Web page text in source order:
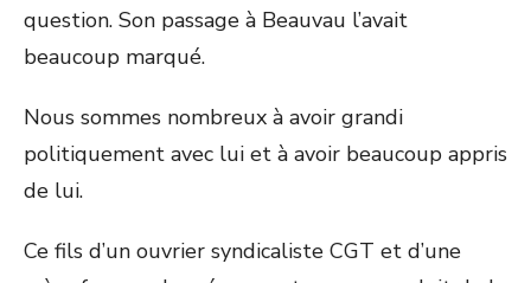
question. Son passage à Beauvau l’avait
beaucoup marqué.
Nous sommes nombreux à avoir grandi
politiquement avec lui et à avoir beaucoup appris
de lui.
Ce fils d’un ouvrier syndicaliste CGT et d’une